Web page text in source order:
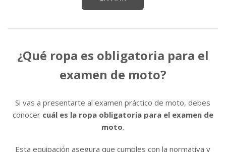
¿Qué ropa es obligatoria para el
examen de moto?
Si vas a presentarte al examen práctico de moto, debes
conocer cuál es la ropa obligatoria para el examen de
moto.
Esta equipación asegura que cumples con la normativa y